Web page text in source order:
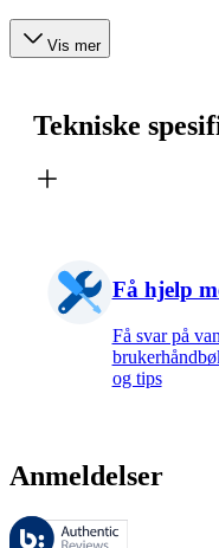
Vis mer
Tekniske
Få hjelp
Få svar på
og tips
Anmeldelser
Disse anmeldelsene